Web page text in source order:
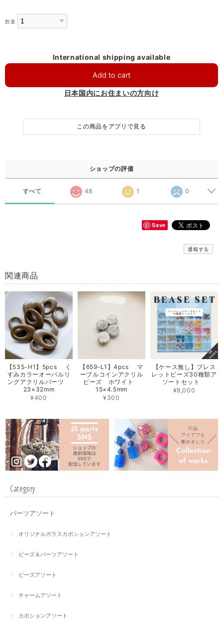
数量
International shipping available
Add to cart
日本国内にお住まいの方向け
この商品をアプリで見る
ショップの評価
すべて 48 1 0
Save
通報する
関連商品
【535-H1】5pcs く
すみカラーオーバルリ
ングアクリルパーツ
23×32mm
¥400
【659-L1】4pcs マ
ーブルコインアクリル
ビーズ ホワイト
15×4.5mm
¥300
【ケース無し】ブレス
レットビーズ30種類ア
ソートセット
¥8,000
Category
パーツアソート
オリジナルガラスカボションアソート
ビーズ＆パーツアソート
ビーズアソート
チャームアソート
カボションアソート